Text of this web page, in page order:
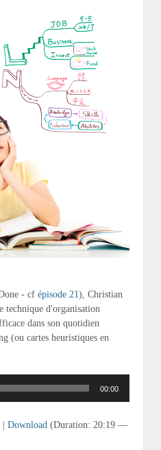
- cf épisode 21 ), Christian
technique d'organisation
dans son quotidien
(ou cartes heuristiques en
00:00
| Download (Duration: 20:19 —